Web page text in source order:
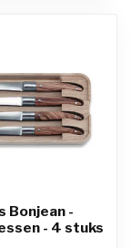
Bonjean -
- 4 stuks